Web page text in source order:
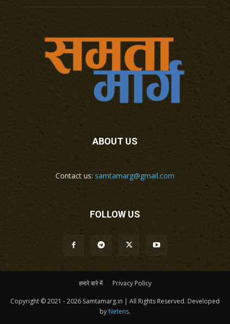
ABOUT US
Contact us: samtamarg@gmail.com
FOLLOW US
हमारे बारे में Privacy Policy
Copyright © 2021 - 2026 Samtamarg.in | All Rights Reserved. Developed
by Netens.